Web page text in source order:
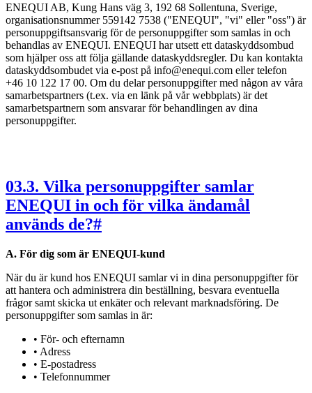
ENEQUI AB, Kung Hans väg 3, 192 68 Sollentuna, Sverige,
organisationsnummer 559142 7538 ("ENEQUI", "vi" eller "oss") är
personuppgiftsansvarig för de personuppgifter som samlas in och
behandlas av ENEQUI. ENEQUI har utsett ett dataskyddsombud
som hjälper oss att följa gällande dataskyddsregler. Du kan kontakta
dataskyddsombudet via e-post på info@enequi.com eller telefon
+46 10 122 17 00. Om du delar personuppgifter med någon av våra
samarbetspartners (t.ex. via en länk på vår webbplats) är det
samarbetspartnern som ansvarar för behandlingen av dina
personuppgifter.
03.3. Vilka personuppgifter samlar
ENEQUI in och för vilka ändamål
används de?#
A. För dig som är ENEQUI-kund
När du är kund hos ENEQUI samlar vi in dina personuppgifter för
att hantera och administrera din beställning, besvara eventuella
frågor samt skicka ut enkäter och relevant marknadsföring. De
personuppgifter som samlas in är:
• För- och efternamn
• Adress
• E-postadress
• Telefonnummer